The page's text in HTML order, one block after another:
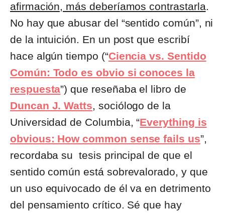
afirmación, más deberíamos contrastarla.
No hay que abusar del “sentido común”, ni
de la intuición. En un post que escribí
hace algún tiempo (“Ciencia vs. Sentido
Común: Todo es obvio si conoces la
respuesta”) que reseñaba el libro de
Duncan J. Watts, sociólogo de la
Universidad de Columbia, “Everything is
obvious: How common sense fails us”,
recordaba su tesis principal de que el
sentido común está sobrevalorado, y que
un uso equivocado de él va en detrimento
del pensamiento crítico. Sé que hay